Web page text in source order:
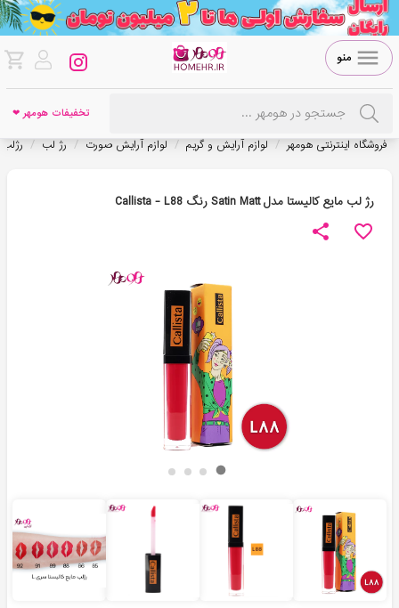
منو
تخفیفات هومهر ❤
فروشگاه اینترنتی هومهر / لوازم آرایش و گریم / لوازم آرایش صورت / رژ لب /
رژ لب مایع کالیستا مدل Satin Matt رنگ Callista - L88